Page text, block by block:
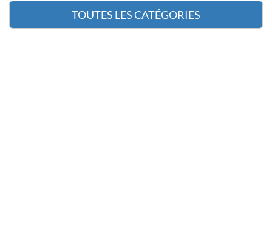
TOUTES LES CATÉGORIES